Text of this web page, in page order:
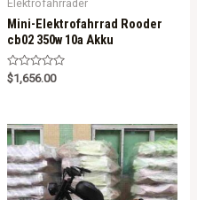
Elektrofahrräder
Mini-Elektrofahrrad Rooder
cb02 350w 10a Akku
R
a
0
o
u
t
o
f
5
$1,656.00